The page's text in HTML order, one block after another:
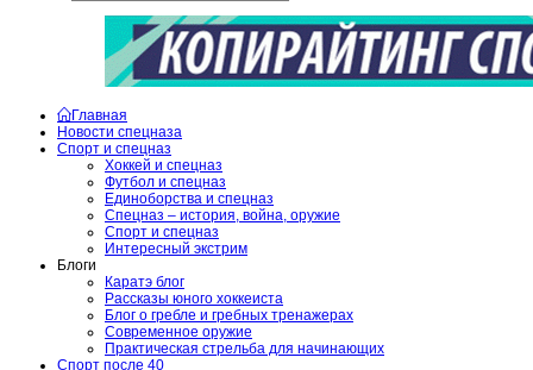
Главная
Новости спецназа
Спорт и спецназ
Хоккей и спецназ
Футбол и спецназ
Единоборства и спецназ
Спецназ – история, война, оружие
Спорт и спецназ
Интересный экстрим
Блоги
Каратэ блог
Рассказы юного хоккеиста
Блог о гребле и гребных тренажерах
Современное оружие
Практическая стрельба для начинающих
Спорт после 40